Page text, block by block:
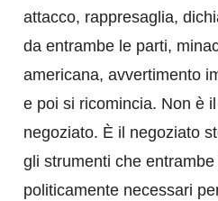
attacco, rappresaglia,
da entrambe le parti,
americana, avvertimento
e poi si ricomincia. Non è
negoziato. È il negoziato
gli strumenti che
politicamente necessari